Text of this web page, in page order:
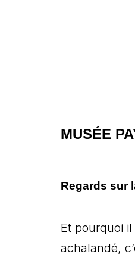
MUSÉE
Regards sur
Et pourquoi
achalandé,